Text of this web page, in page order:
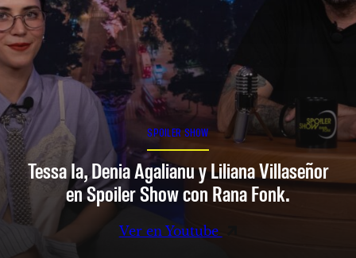
SPOILER SHOW
Tessa Ia, Denia Agalianu y Liliana Villaseñor
en Spoiler Show con Rana Fonk.
Ver en Youtube